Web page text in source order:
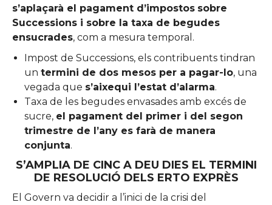
s’aplaçarà el pagament d’impostos sobre
Successions i sobre la taxa de begudes
ensucrades, com a mesura temporal.
Impost de Successions, els contribuents tindran
un termini de dos mesos per a pagar-lo, una
vegada que s’aixequi l’estat d’alarma.
Taxa de les begudes envasades amb excés de
sucre, el pagament del primer i del segon
trimestre de l’any es farà de manera
conjunta.
S’AMPLIA DE CINC A DEU DIES EL TERMINI
DE RESOLUCIÓ DELS ERTO EXPRÈS
El Govern va decidir a l’inici de la crisi del